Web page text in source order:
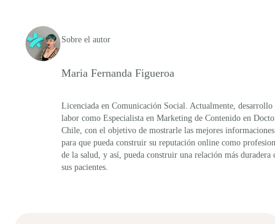
Sobre el autor
Maria Fernanda Figueroa
Licenciada en Comunicación Social. Actualmente,
labor como Especialista en Marketing de Contenido en
Chile, con el objetivo de mostrarle las mejores informaciones
para que pueda construir su reputación online como
de la salud, y así, pueda construir una relación más duradera
sus pacientes.